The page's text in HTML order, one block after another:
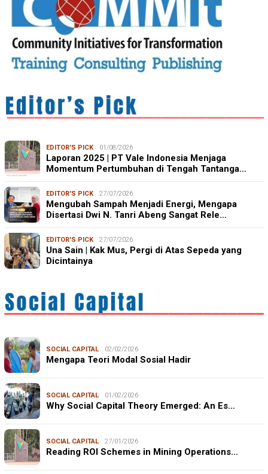
EDITOR'S PICK 01/08/2026
Laporan 2025 | PT Vale Indonesia Menjaga
Momentum Pertumbuhan di Tengah Tantanga…
EDITOR'S PICK 27/07/2026
Mengubah Sampah Menjadi Energi, Mengapa
Disertasi Dwi N. Tanri Abeng Sangat Rele…
EDITOR'S PICK 27/07/2026
Una Sain | Kak Mus, Pergi di Atas Sepeda yang
Dicintainya
SOCIAL CAPITAL 02/02/2026
Mengapa Teori Modal Sosial Hadir
SOCIAL CAPITAL 01/02/2026
Why Social Capital Theory Emerged: An Es…
SOCIAL CAPITAL 27/01/2026
Reading ROI Schemes in Mining Operations…